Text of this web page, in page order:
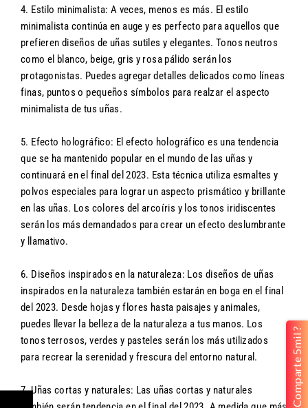
4. Estilo minimalista: A veces, menos es más. El estilo
minimalista continúa en auge y es perfecto para aquellos que
prefieren diseños de uñas sutiles y elegantes. Tonos neutros
como el blanco, beige, gris y rosa pálido serán los
protagonistas. Puedes agregar detalles delicados como líneas
finas, puntos o pequeños símbolos para realzar el aspecto
minimalista de tus uñas.
5. Efecto holográfico: El efecto holográfico es una tendencia
que se ha mantenido popular en el mundo de las uñas y
continuará en el final del 2023. Esta técnica utiliza esmaltes y
polvos especiales para lograr un aspecto prismático y brillante
en las uñas. Los colores del arcoíris y los tonos iridiscentes
serán los más demandados para crear un efecto deslumbrante
y llamativo.
6. Diseños inspirados en la naturaleza: Los diseños de uñas
inspirados en la naturaleza también estarán en boga en el final
del 2023. Desde hojas y flores hasta paisajes y animales,
puedes llevar la belleza de la naturaleza a tus manos. Los
tonos terrosos, verdes y pasteles serán los más utilizados
para recrear la serenidad y frescura del entorno natural.
7. Uñas cortas y naturales: Las uñas cortas y naturales
Comparte 5mil ?